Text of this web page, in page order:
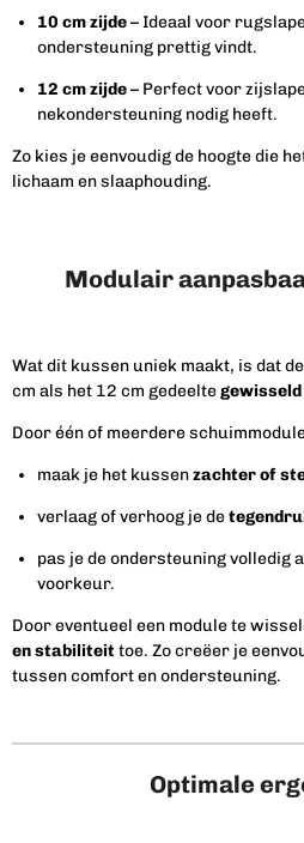
10 cm zijde– Ideaal voor
ondersteuning prettig vindt.
12 cm zijde– Perfect voor
nekondersteuning nodig heeft.
Zo kies je eenvoudig de hoogte die
lichaam en slaaphouding.
Modulair
Wat dit kussen uniek maakt, is dat
cm als het 12 cm gedeelte
Door één of meerdere
maak je het kussenzachter of
verlaag of verhoog je de
pas je de ondersteuning volledig
voorkeur.
Door eventueel een module te
en stabiliteittoe. Zo creëer je
tussen comfort en ondersteuning.
Optimale